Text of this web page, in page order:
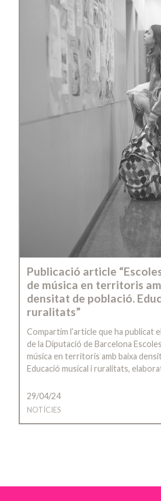
Publicació article
de música en territoris
densitat de població.
ruralitats”
Compartim l’article que ha publicat
de la Diputació de Barcelona
música en territoris amb baixa
Educació musical i ruralitats,
29/04/24
NOTÍCIES